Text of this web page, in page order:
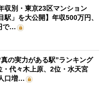
収別・東京23区マンション
駅」を大公開】年収500万円、
で…
真の実力がある駅”ランキング
・代々木上原、2位・水天宮
口増…